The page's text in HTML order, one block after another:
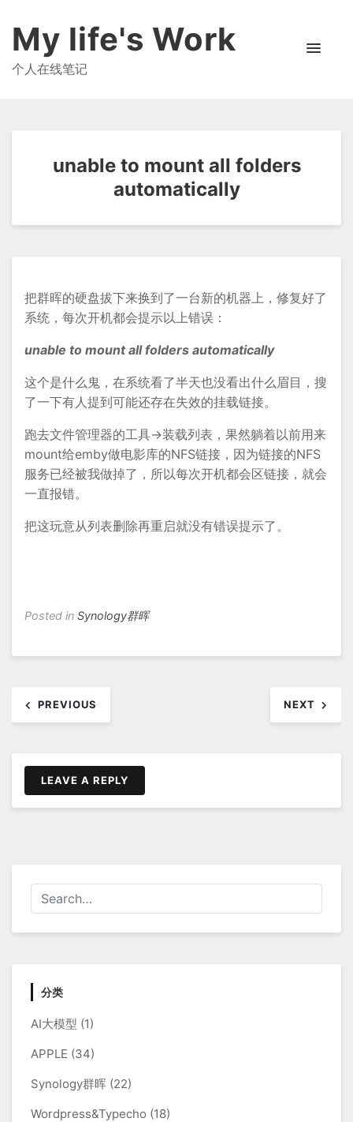
My life's Work
个人在线笔记
unable to mount all folders
automatically
把群晖的硬盘拔下来换到了一台新的机器上，修复好了
系统，每次开机都会提示以上错误：
unable to mount all folders automatically
这个是什么鬼，在系统看了半天也没看出什么眉目，搜
了一下有人提到可能还存在失效的挂载链接。
跑去文件管理器的工具->装载列表，果然躺着以前用来
mount给emby做电影库的NFS链接，因为链接的NFS
服务已经被我做掉了，所以每次开机都会区链接，就会
一直报错。
把这玩意从列表删除再重启就没有错误提示了。
Posted in Synology群晖
章
航
PREVIOUS NEXT
LEAVE A REPLY
分类
AI大模型 (1)
APPLE (34)
Synology群晖 (22)
Wordpress&Typecho (18)